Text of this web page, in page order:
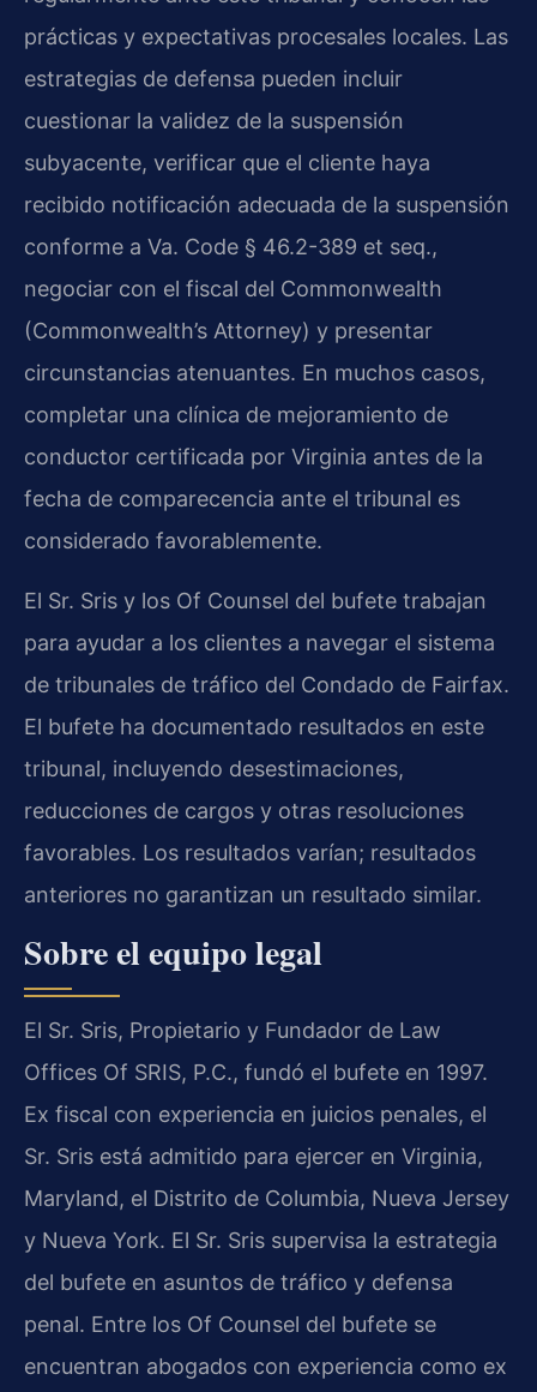
prácticas y expectativas procesales locales. Las
estrategias de defensa pueden incluir
cuestionar la validez de la suspensión
subyacente, verificar que el cliente haya
recibido notificación adecuada de la suspensión
conforme a Va. Code § 46.2-389 et seq.,
negociar con el fiscal del Commonwealth
(Commonwealth’s Attorney) y presentar
circunstancias atenuantes. En muchos casos,
completar una clínica de mejoramiento de
conductor certificada por Virginia antes de la
fecha de comparecencia ante el tribunal es
considerado favorablemente.
El Sr. Sris y los Of Counsel del bufete trabajan
para ayudar a los clientes a navegar el sistema
de tribunales de tráfico del Condado de Fairfax.
El bufete ha documentado resultados en este
tribunal, incluyendo desestimaciones,
reducciones de cargos y otras resoluciones
favorables. Los resultados varían; resultados
anteriores no garantizan un resultado similar.
Sobre el equipo legal
El Sr. Sris, Propietario y Fundador de Law
Offices Of SRIS, P.C., fundó el bufete en 1997.
Ex fiscal con experiencia en juicios penales, el
Sr. Sris está admitido para ejercer en Virginia,
Maryland, el Distrito de Columbia, Nueva Jersey
y Nueva York. El Sr. Sris supervisa la estrategia
del bufete en asuntos de tráfico y defensa
penal. Entre los Of Counsel del bufete se
encuentran abogados con experiencia como ex